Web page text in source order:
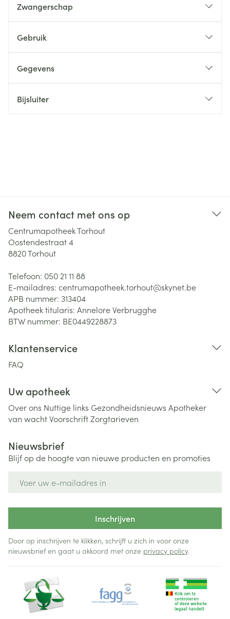
Zwangerschap
Gebruik
Gegevens
Bijsluiter
Neem contact met ons op
Centrumapotheek Torhout
Oostendestraat 4
8820Torhout
Telefoon: 050 21 11 88
E-mailadres: centrumapotheek.torhout@skynet.be
APB nummer: 313404
Apotheek titularis: Annelore Verbrugghe
BTW nummer: BE0449228873
Klantenservice
FAQ
Uw apotheek
Over ons Nuttige links Gezondheidsnieuws Apotheker
van wachtVoorschriftZorgtarieven
Nieuwsbrief
Blijf op de hoogte van nieuwe producten en promoties
Inschrijven
Door op inschrijven te klikken, schrijft u zich in voor onze
nieuwsbrief en gaat u akkoord met onze privacy policy.